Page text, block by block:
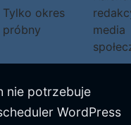
Tylko okres
próbny
media
nie potrzebuje
WordPress